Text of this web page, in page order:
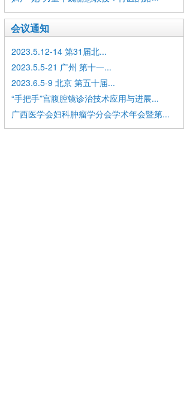
会议通知
2023.5.12-14 第31届北...
2023.5.5-21 广州 第十一...
2023.6.5-9 北京 第五十届...
“手把手”宫腹腔镜诊治技术应用与进展...
广西医学会妇科肿瘤学分会学术年会暨第...